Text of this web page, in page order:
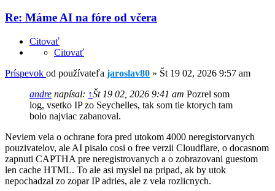
Re: Máme AI na fóre od včera
Citovať
Citovať
Príspevok od používateľa jaroslav80 » Št 19 02, 2026 9:57 am
andre napísal: ↑Št 19 02, 2026 9:41 am Pozrel som
log, vsetko IP zo Seychelles, tak som tie ktorych tam
bolo najviac zabanoval.
Neviem vela o ochrane fora pred utokom 4000 neregistorvanych
pouzivatelov, ale AI pisalo cosi o free verzii Cloudflare, o docasnom
zapnuti CAPTHA pre neregistrovanych a o zobrazovani guestom
len cache HTML. To ale asi myslel na pripad, ak by utok
nepochadzal zo zopar IP adries, ale z vela rozlicnych.